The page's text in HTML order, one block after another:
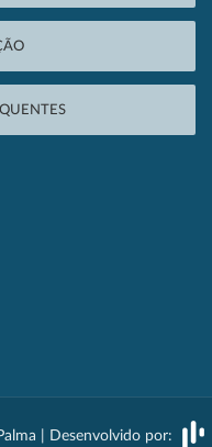
| Desenvolvido por: